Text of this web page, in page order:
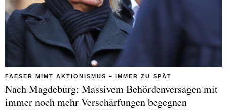
FAESER MIMT AKTIONISMUS – IMMER ZU SPÄT
Nach Magdeburg: Massivem Behördenversagen mit
immer noch mehr Verschärfungen begegnen